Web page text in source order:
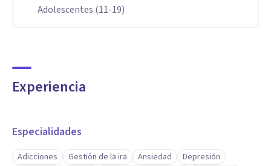
Adolescentes (11-19)
Experiencia
Especialidades
Adicciones Gestión de la ira Ansiedad
Depresión